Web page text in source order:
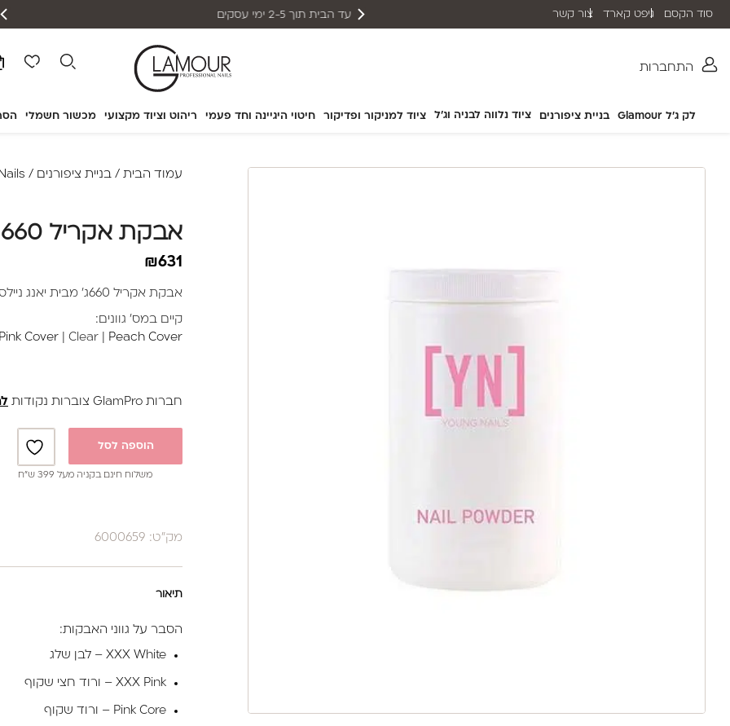
התחברות
לק ג'ל Glamour בניית ציפורנים ציוד נלווה לבניה וג'ל ציוד למניקור ופדיקור חיטוי היגיינה וחד פעמי ריהוט וציוד מקצועי מכשור חשמלי
שליח עד הבית תוך 2-5 ימי עסקים אפשרות תשלום עד 12 תשלומים סוד הקסם גיפט קארד צור קשר
עמוד הבית / בניית ציפורנים /
אבקת אקריל 660 ג' (Peach Cover)
₪631
אבקת אקריל 660ג' מבית יאנג ניילס.
קיים במס' גוונים:
Pink Cover | Clear | Peach Cover
חברות GlamPro צוברות נקודות
הוספה לסל
משלוח חינם בקניה מעל 399 ש”ח
מק"ט: 6000659
תיאור
הסבר על גווני האבקות:
XXX White – לבן שלג
XXX Pink – ורוד חצי שקוף
Pink Core – ורוד שקוף